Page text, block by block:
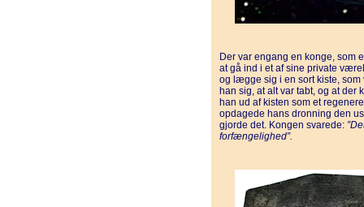
Der var engang en konge, som
at gå ind i et af sine private
og lægge sig i en sort kiste, som
han sig, at alt var tabt, og at der
han ud af kisten som et
opdagede hans dronning den
gjorde det. Kongen svarede:
forfængelighed”.